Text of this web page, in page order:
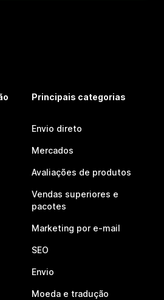
Principais categorias
Envio direto
Mercados
Avaliações de produtos
Vendas superiores e
pacotes
Marketing por e-mail
SEO
Envio
Moeda e tradução